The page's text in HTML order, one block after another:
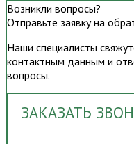
Возникли вопросы?
Отправьте заявку на
Наши специалисты
контактным данным и
вопросы.
ЗАКАЗАТЬ